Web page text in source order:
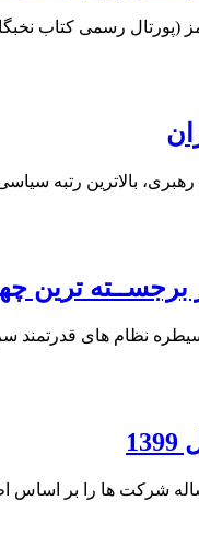
(پورتال رسمی کتاب
رهبری، بالاترین رتبه
برجســته ترین
نظام های قدرتمند
ها را بر اساس اطلاعات